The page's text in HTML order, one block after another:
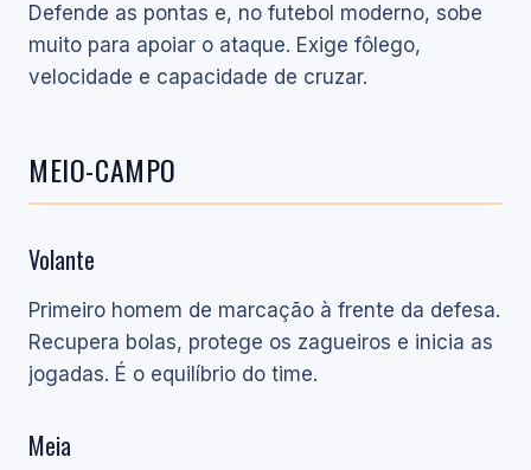
Defende as pontas e, no futebol moderno, sobe
muito para apoiar o ataque. Exige fôlego,
velocidade e capacidade de cruzar.
MEIO-CAMPO
Volante
Primeiro homem de marcação à frente da defesa.
Recupera bolas, protege os zagueiros e inicia as
jogadas. É o equilíbrio do time.
Meia